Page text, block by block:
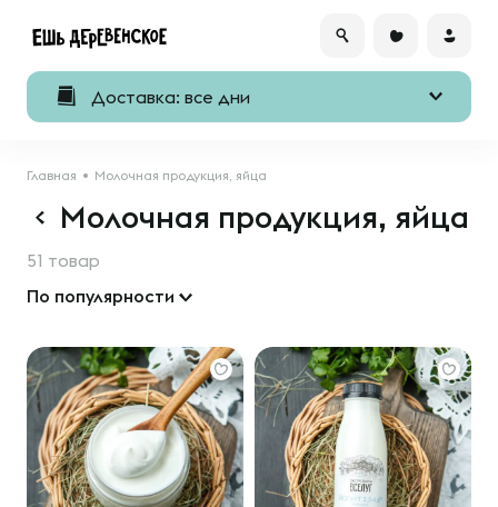
Доставка: все дни
Главная Молочная продукция, яйца
Молочная продукция, яйца
51 товар
По популярности